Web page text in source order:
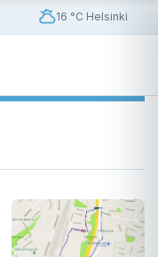
16 °C Helsinki